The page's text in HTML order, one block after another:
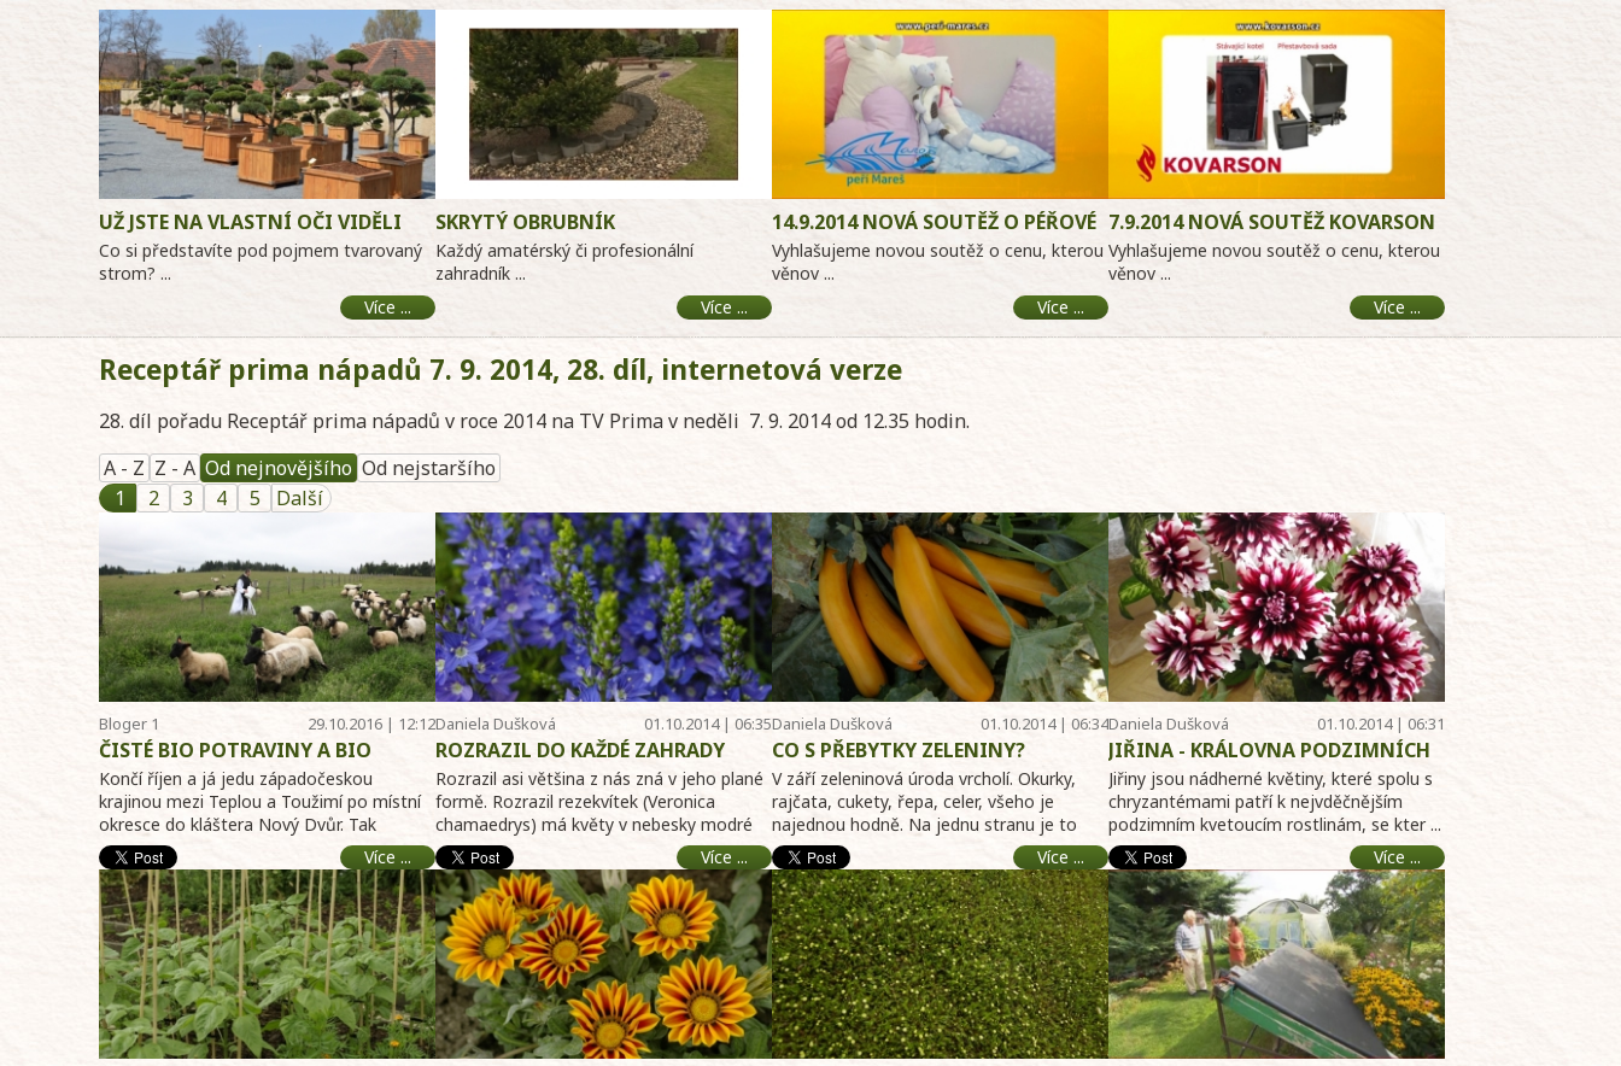
Receptář prima nápadů 7. 9. 2014, 28. díl, internetová verze
28. díl pořadu Receptář prima nápadů v roce 2014 na TV Prima v neděli 7. 9. 2014 od 12.35 hodin.
A - Z Z - A Od nejnovějšího Od nejstaršího
1
2 3 4 5 Další
Bloger 1 29.10.2016 | 12:12
ČISTÉ BIO POTRAVINY A BIO
KOSMETIKA Z NOVÉHO DVORA
Končí říjen a já jedu západočeskou
krajinou mezi Teplou a Toužimí po místní
okresce do kláštera Nový Dvůr. Tak
tomuhle se říká „k ...
Více ...
Daniela Dušková 01.10.2014 | 06:35
ROZRAZIL DO KAŽDÉ ZAHRADY
Rozrazil asi většina z nás zná v jeho plané
formě. Rozrazil rezekvítek (Veronica
chamaedrys) má květy v nebesky modré
barvě ...
Více ...
Daniela Dušková 01.10.2014 | 06:34
CO S PŘEBYTKY ZELENINY?
V září zeleninová úroda vrcholí. Okurky,
rajčata, cukety, řepa, celer, všeho je
najednou hodně. Na jednu stranu je to
fajn, n ...
Více ...
Daniela Dušková 01.10.2014 | 06:31
JIŘINA - KRÁLOVNA PODZIMNÍCH
ZÁHONŮ
Jiřiny jsou nádherné květiny, které spolu s
chryzantémami patří k nejvděčnějším
podzimním kvetoucím rostlinám, se kter ...
Více ...
UŽ JSTE NA VLASTNÍ OČI VIDĚLI
OBROVSKÉ ZAHRADNÍ BONSAJE?
Co si představíte pod pojmem tvarovaný
strom? ...
Více ...
SKRYTÝ OBRUBNÍK
Každý amatérský či profesionální
zahradník ...
Více ...
14.9.2014 NOVÁ SOUTĚŽ O PÉŘOVÉ
DEKY
Vyhlašujeme novou soutěž o cenu, kterou
věnov ...
Více ...
7.9.2014 NOVÁ SOUTĚŽ KOVARSON
MODERNIZACE KOTLŮ
Vyhlašujeme novou soutěž o cenu, kterou
věnov ...
Více ...